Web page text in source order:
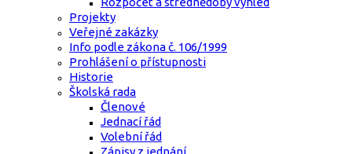
Projekty
Veřejné zakázky
Info podle zákona č. 106/1999
Prohlášení o přístupnosti
Historie
Školská rada
Členové
Jednací řád
Volební řád
Zápisy z jednání